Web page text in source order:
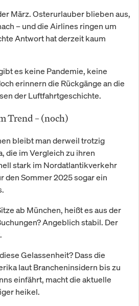
März. Osterurlauber blieben aus,
– und die Airlines ringen um
Antwort hat derzeit kaum
es keine Pandemie, keine
erinnern die Rückgänge an die
der Luftfahrtgeschichte.
Trend – (noch)
bleibt man derweil trotzig
die im Vergleich zu ihren
stark im Nordatlantikverkehr
den Sommer 2025 sogar ein
ab München, heißt es aus der
Angeblich stabil. Der
Gelassenheit? Dass die
laut Brancheninsidern bis zu
einfährt, macht die aktuelle
heikel.